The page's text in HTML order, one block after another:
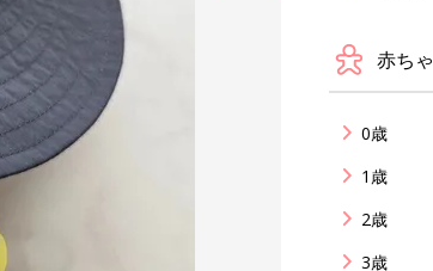
赤ち
0歳
1歳
2歳
3歳